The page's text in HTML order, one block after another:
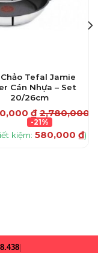
Tefal Jamie
Cán Nhựa – Set
20/26cm
₫ 2,780,000
-21%
kiệm: 580,000 ₫)